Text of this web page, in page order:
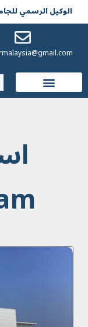
الوکیل الرسمي